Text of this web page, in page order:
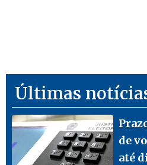
Últimas
de
até